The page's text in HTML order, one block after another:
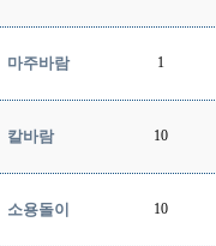
마주바람 1
칼바람 10
소용돌이 10